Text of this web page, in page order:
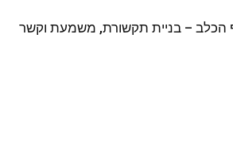
הכלב – בניית תקשורת, משמעת וקשר